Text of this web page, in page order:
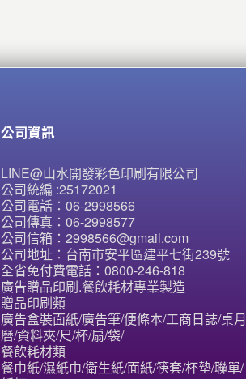
公司資訊
LINE@山水開發彩色印刷有限公司
公司統編 :25172021
公司電話：06-2998566
公司傳真：06-2998577
公司信箱：2998566@gmail.com
公司地址：台南市安平區建平七街239號
全省免付費電話：0800-246-818
廣告贈品印刷.餐飲耗材專業製造
贈品印刷類
廣告盒裝面紙/廣告筆/便條本/工商日誌/桌月
曆/資料夾/尺/杯/扇/袋/
餐飲耗材類
餐巾紙/濕紙巾/衛生紙/面紙/筷套/杯墊/聯單/